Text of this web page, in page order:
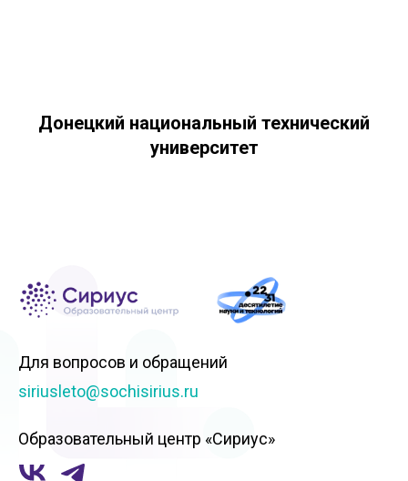
Донецкий национальный технический
университет
siriusleto@sochisirius.ru
Для вопросов и обращений
Образовательный центр «Сириус»